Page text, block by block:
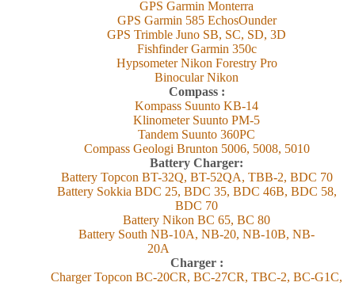
GPS Garmin Monterra
GPS Garmin 585 EchosOunder
GPS Trimble Juno SB, SC, SD, 3D
Fishfinder Garmin 350c
Hypsometer Nikon Forestry Pro
Binocular Nikon
Compass :
Kompass Suunto KB-14
Klinometer Suunto PM-5
Tandem Suunto 360PC
Compass Geologi Brunton 5006, 5008, 5010
Battery Charger:
Battery Topcon BT-32Q, BT-52QA, TBB-2, BDC 70
Battery Sokkia BDC 25, BDC 35, BDC 46B, BDC 58,
BDC 70
Battery Nikon BC 65, BC 80
Battery South NB-10A, NB-20, NB-10B, NB-
20A
Charger :
Charger Topcon BC-20CR, BC-27CR, TBC-2, BC-G1C,